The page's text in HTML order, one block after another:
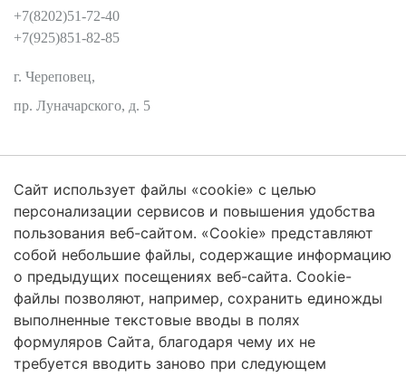
+7(8202)51-72-40
+7(925)851-82-85
г. Череповец,
пр. Луначарского, д. 5
Защита персональных данных
2026 Трансформация экосистем
Череповецкий Государственный Университет
ISSN 2619-0931 Online
Сайт использует файлы «cookie» с целью
персонализации сервисов и повышения удобства
пользования веб-сайтом. «Cookie» представляют
собой небольшие файлы, содержащие информацию
о предыдущих посещениях веб-сайта. Cookie-
файлы позволяют, например, сохранить единожды
выполненные текстовые вводы в полях
формуляров Сайта, благодаря чему их не
требуется вводить заново при следующем